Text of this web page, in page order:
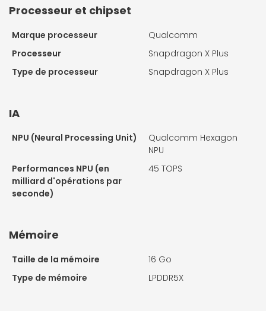
Processeur et chipset
Marque processeur
Qualcomm
Processeur
Snapdragon X Plus
Type de processeur
Snapdragon X Plus
IA
NPU (Neural Processing Unit)
Qualcomm Hexagon
NPU
Performances NPU (en
milliard d'opérations par
seconde)
45 TOPS
Mémoire
Taille de la mémoire
16 Go
Type de mémoire
LPDDR5X